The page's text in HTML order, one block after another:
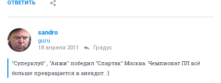
ОТВЕТИТЬ
sandro
guru
18 апреля 2011 Градус
"Суперклуб" , "Анжи" победил "Спартак" Москва. Чемпионат ПЛ всё
больше превращается в анекдот. :)